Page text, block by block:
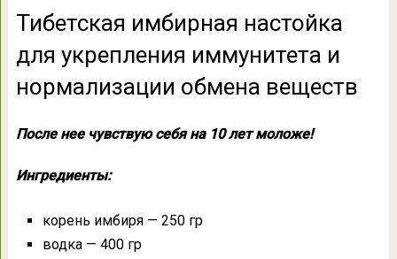
Тибетская имбирная настойка
для укрепления иммунитета и
нормализации обмена веществ
После нее чувствую себя на 10 лет моложе!
Ингредиенты:
корень имбиря — 250 гр
водка — 400 гр